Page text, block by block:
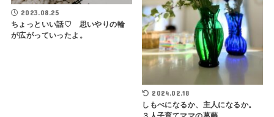
2023.08.25
ちょっといい話♡ 思いやりの輪
が広がっていったよ。
2024.02.18
しもべになるか、主人になるか。